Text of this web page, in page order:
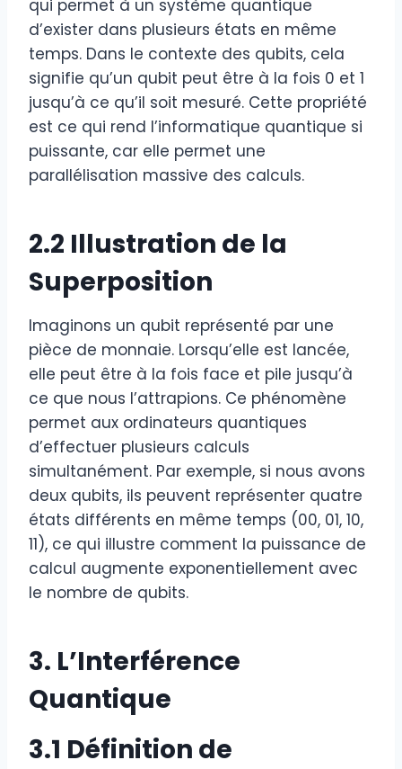
qui permet à un système quantique
d’exister dans plusieurs états en même
temps. Dans le contexte des qubits, cela
signifie qu’un qubit peut être à la fois 0 et 1
jusqu’à ce qu’il soit mesuré. Cette propriété
est ce qui rend l’informatique quantique si
puissante, car elle permet une
parallélisation massive des calculs.
2.2 Illustration de la
Superposition
Imaginons un qubit représenté par une
pièce de monnaie. Lorsqu’elle est lancée,
elle peut être à la fois face et pile jusqu’à
ce que nous l’attrapions. Ce phénomène
permet aux ordinateurs quantiques
d’effectuer plusieurs calculs
simultanément. Par exemple, si nous avons
deux qubits, ils peuvent représenter quatre
états différents en même temps (00, 01, 10,
11), ce qui illustre comment la puissance de
calcul augmente exponentiellement avec
le nombre de qubits.
3. L’Interférence
Quantique
3.1 Définition de